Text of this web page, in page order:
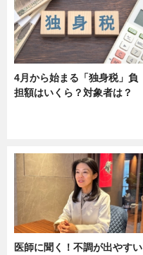
4月から始まる「独身税」負
担額はいくら？対象者は？
医師に聞く！不調が出やすい